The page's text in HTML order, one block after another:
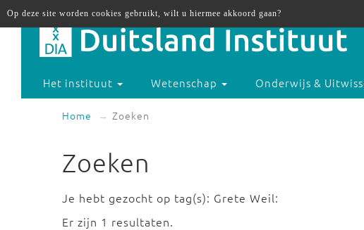
Het instituut Wetenschap Onderwijs &
Home Zoeken
Zoeken
Je hebt gezocht op tag(s): Grete Weil:
Er zijn 1 resultaten.
Op deze site worden cookies gebruikt, wilt u hiermee akkoord gaan?